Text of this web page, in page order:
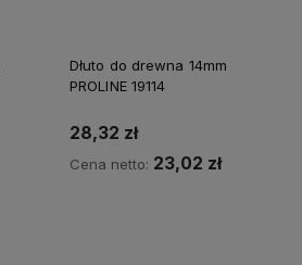
Dłuto do drewna 14mm
PROLINE 19114
28,32 zł
Cena netto: 23,02 zł